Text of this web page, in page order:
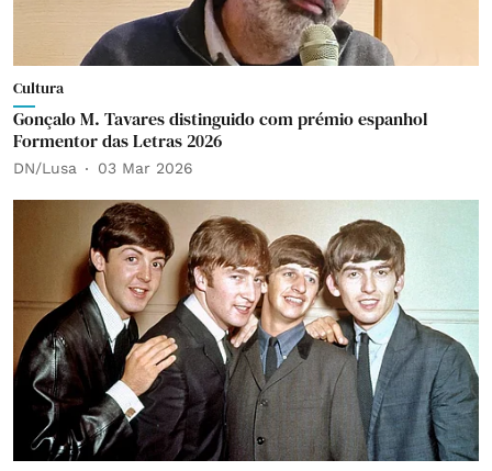
Cultura
Gonçalo M. Tavares distinguido com prémio espanhol
Formentor das Letras 2026
DN/Lusa 03 Mar 2026